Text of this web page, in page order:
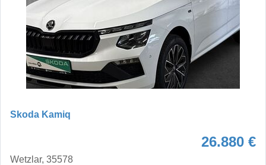
Skoda Kamiq
26.880 €
Wetzlar, 35578